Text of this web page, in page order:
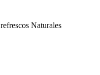
Naturales